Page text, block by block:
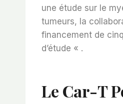
une étude sur le
tumeurs, la
financement de
d’étude « .
Le Car-T